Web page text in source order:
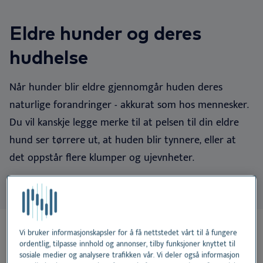
Dansk
Deutsch
English
Español
Français
Nederlands
Svenska
Eldre hunder og deres
hudhelse
Når hunder blir eldre gjennomgår huden deres
naturlige forandringer - akkurat som hos mennesker.
Du vil kanskje legge merke til at pelsen til din eldre
hund ser tørrere ut, at huden blir tynnere, eller at
det oppstår flere klumper og ujevnheter.
På denne siden:
Vi bruker informasjonskapsler for å få nettstedet vårt til å fungere
ordentlig, tilpasse innhold og annonser, tilby funksjoner knyttet til
sosiale medier og analysere trafikken vår. Vi deler også informasjon